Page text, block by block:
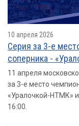
10 апреля 2026
Серия за 3-е
соперника -
11 апреля
за 3-е место
«Уралочкой-НТМК»
16:00.